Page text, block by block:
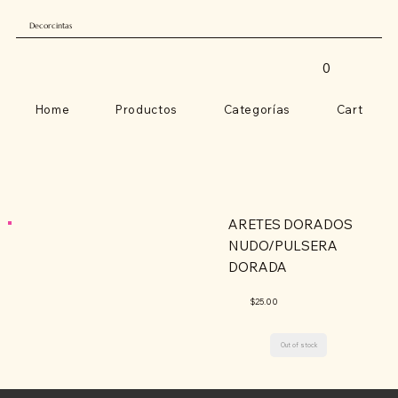
Decorcintas
Home Productos Categorías Cart
0
Out of stock
ARETES DORADOS
NUDO/PULSERA
DORADA
$25.00